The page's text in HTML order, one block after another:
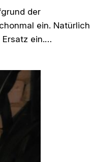
der
ein. Natürlich
ein.…